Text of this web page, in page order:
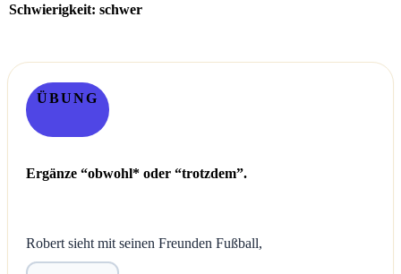
Schwierigkeit: schwer
ÜBUNG
Ergänze “obwohl* oder “trotzdem”.
Robert sieht mit seinen Freunden Fußball,